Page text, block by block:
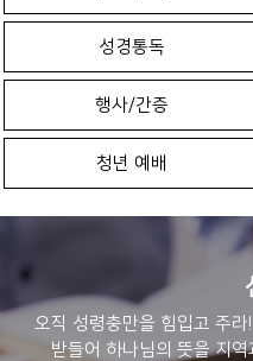
성경통독
행사/간증
청년 예배
오직 성령충만을 힘입고 주
받들어 하나님의 뜻을 지